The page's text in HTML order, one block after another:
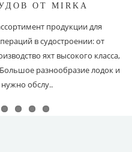
ОТ MIRKA
продукции для
в судостроении: от
яхт высокого класса,
разнообразие лодок и
обслу..